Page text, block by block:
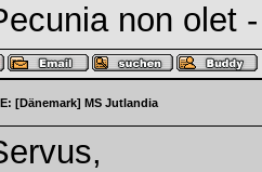
non olet
[Dänemark] MS Jutlandia